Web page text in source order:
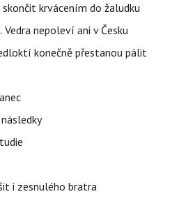
krvácením do žaludku
nepoleví ani v Česku
konečně přestanou pálit
i zesnulého bratra